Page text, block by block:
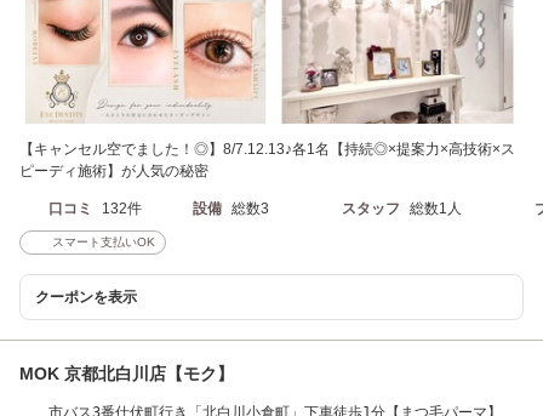
【キャンセル空でました！◎】8/7.12.13♪各1名【持続◎×提案力×高技術×ス
ピーディ施術】が人気の秘密
口コミ 132件 設備 総数3 スタッフ 総数1人
スマート支払いOK
クーポンを表示
MOK 京都北白川店【モク】